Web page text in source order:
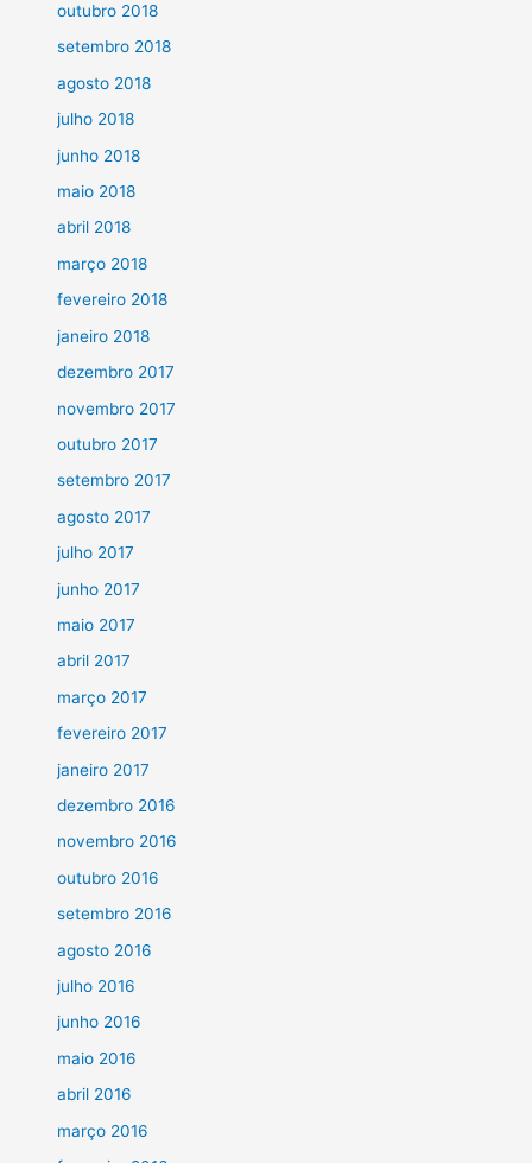
outubro 2018
setembro 2018
agosto 2018
julho 2018
junho 2018
maio 2018
abril 2018
março 2018
fevereiro 2018
janeiro 2018
dezembro 2017
novembro 2017
outubro 2017
setembro 2017
agosto 2017
julho 2017
junho 2017
maio 2017
abril 2017
março 2017
fevereiro 2017
janeiro 2017
dezembro 2016
novembro 2016
outubro 2016
setembro 2016
agosto 2016
julho 2016
junho 2016
maio 2016
abril 2016
março 2016